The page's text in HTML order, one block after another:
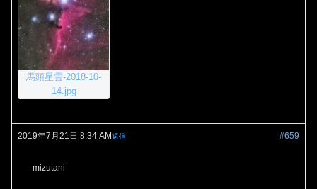
馬頭星雲-2018-10-
14.jpg
2019年7月21日 8:34 AM #659
返信
mizutani